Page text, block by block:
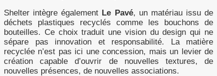
Shelter intègre également Le Pavé, un matériau issu de
déchets plastiques recyclés comme les bouchons de
bouteilles. Ce choix traduit une vision du design qui ne
sépare pas innovation et responsabilité. La matière
recyclée n’est pas ici une concession, mais un levier de
création capable d’ouvrir de nouvelles textures, de
nouvelles présences, de nouvelles associations.